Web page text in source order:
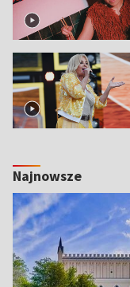
Najnowsze